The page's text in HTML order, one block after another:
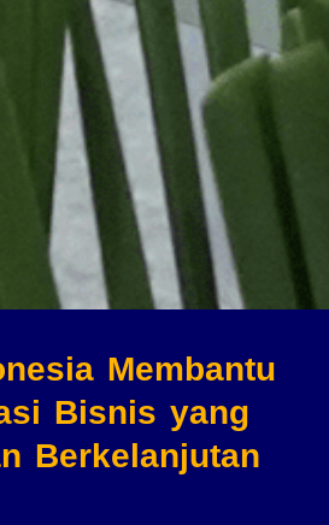
Membantu
Bisnis yang
Berkelanjutan